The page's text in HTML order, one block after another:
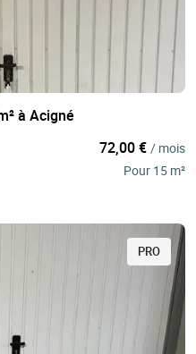
à Acigné
72,00 € / mois
Pour 15 m²
PRO